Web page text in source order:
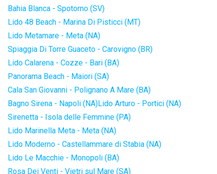
Bahia Blanca - Spotorno (SV)
Lido 48 Beach - Marina Di Pisticci (MT)
Lido Metamare - Meta (NA)
Spiaggia Di Torre Guaceto - Carovigno (BR)
Lido Calarena - Cozze - Bari (BA)
Panorama Beach - Maiori (SA)
Cala San Giovanni - Polignano A Mare (BA)
Bagno Sirena - Napoli (NA)Lido Arturo - Portici (NA)
Sirenetta - Isola delle Femmine (PA)
Lido Marinella Meta - Meta (NA)
Lido Moderno - Castellammare di Stabia (NA)
Lido Le Macchie - Monopoli (BA)
Rosa Dei Venti - Vietri sul Mare (SA)